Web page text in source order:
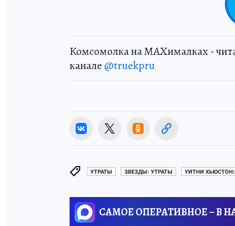
Комсомолка на MAXималках -
канале @truekpru
УТРАТЫ ЗВЕЗДЫ: УТРАТЫ УИТНИ ХЬЮСТОН:
САМОЕ ОПЕРАТИВНОЕ – В